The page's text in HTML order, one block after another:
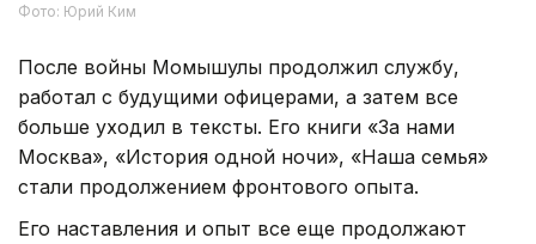
Фото: Юрий Ким
После войны Момышулы продолжил службу,
работал с будущими офицерами, а затем все
больше уходил в тексты. Его книги «За нами
Москва», «История одной ночи», «Наша семья»
стали продолжением фронтового опыта.
Его наставления и опыт все еще продолжают